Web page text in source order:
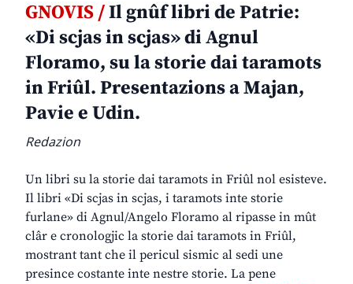
GNOVIS /Il gnûf libri de Patrie:
«Di scjas in scjas» di Agnul
Floramo, su la storie dai taramots
in Friûl. Presentazions a Majan,
Pavie e Udin.
Redazion
Un libri su la storie dai taramots in Friûl nol esisteve.
Il libri «Di scjas in scjas, i taramots inte storie
furlane» di Agnul/Angelo Floramo al ripasse in mût
clâr e cronologjic la storie dai taramots in Friûl,
mostrant tant che il pericul sismic al sedi une
presince costante inte nestre storie. La pene